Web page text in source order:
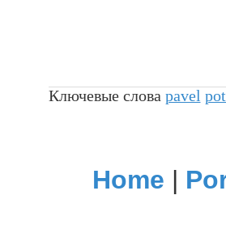
Ключевые слова pavel
Home |